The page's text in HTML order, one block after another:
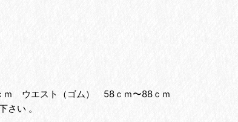
エスト（ゴム） 58ｃｍ〜88ｃｍ
さい 。